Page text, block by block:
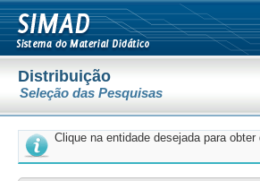
Distribuição
Seleção das Pesquisas
Clique na entidade desejada para